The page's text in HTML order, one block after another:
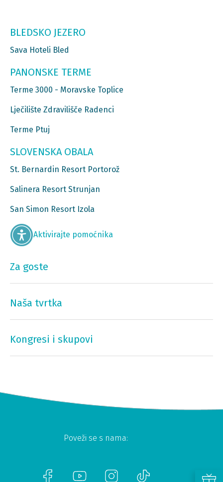
BLEDSKO JEZERO
Sava Hoteli Bled
PANONSKE TERME
Terme 3000 - Moravske Toplice
Lječilište Zdravilišče Radenci
Terme Ptuj
SLOVENSKA OBALA
St. Bernardin Resort Portorož
Salinera Resort Strunjan
San Simon Resort Izola
Aktivirajte pomoćnika
Za goste
Naša tvrtka
Kongresi i skupovi
Poveži se s nama: